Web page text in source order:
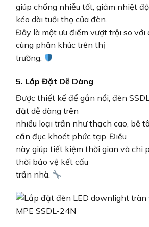
giúp chống nhiễu tốt, giảm nhiệt
kéo dài tuổi thọ của đèn.
Đây là một ưu điểm vượt trội so với
cùng phân khúc trên thị
trường.
5. Lắp Đặt Dễ Dàng
Được thiết kế để gắn nổi, đèn
đặt dễ dàng trên
nhiều loại trần như thạch cao, bê
cần đục khoét phức tạp. Điều
này giúp tiết kiệm thời gian và chi
thời bảo vệ kết cấu
trần nhà.